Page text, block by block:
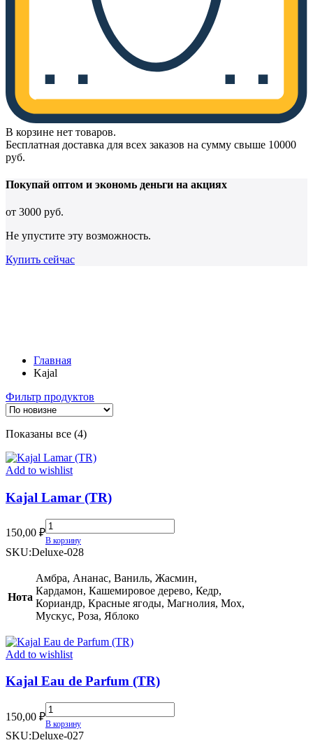
В корзине нет товаров.
Бесплатная доставка для всех заказов на сумму свыше 10000
руб.
Покупай оптом и экономь деньги на акциях
от 3000 руб.
Не упустите эту возможность.
Купить сейчас
Главная
Kajal
Фильтр продуктов
Показаны все (4)Сортировка:
недавние
Add to wishlist
Kajal Lamar (TR)
150,00 ₽
Kajal
Lamar
(TR)
В корзину
SKU:Deluxe-028
Нота
Амбра, Ананас, Ваниль, Жасмин,
Кардамон, Кашемировое дерево, Кедр,
Кориандр, Красные ягоды, Магнолия, Мох,
Мускус, Роза, Яблоко
Add to wishlist
Kajal Eau de Parfum (TR)
150,00 ₽
Kajal
Eau
de
В корзину
SKU:Deluxe-027